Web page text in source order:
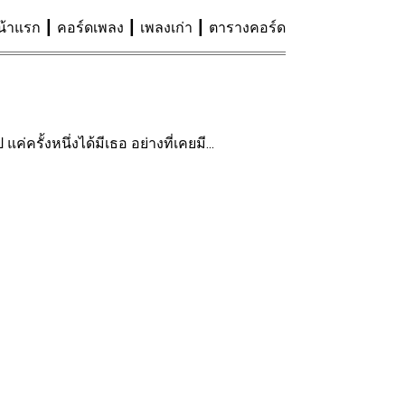
าแรก คอร์ดเพลง เพลงเก่า ตารางคอร์ด
ค่ครั้งหนึ่งได้มีเธอ อย่างที่เคยมี...